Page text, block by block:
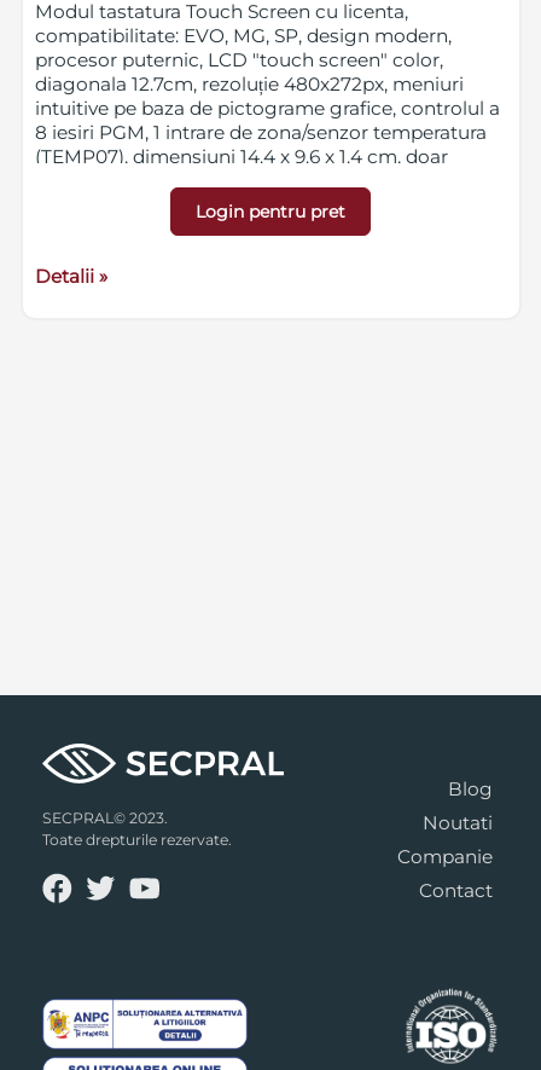
Modul tastatura Touch Screen cu licenta,
compatibilitate: EVO, MG, SP, design modern,
procesor puternic, LCD "touch screen" color,
diagonala 12.7cm, rezoluție 480x272px, meniuri
intuitive pe baza de pictograme grafice, controlul a
8 iesiri PGM, 1 intrare de zona/senzor temperatura
(TEMP07), dimensiuni 14.4 x 9.6 x 1.4 cm, doar
Login pentru pret
Detalii »
SECPRAL© 2023.
Toate drepturile rezervate.
Blog
Noutati
Companie
Contact